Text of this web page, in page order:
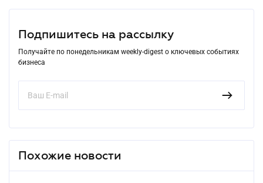
Подпишитесь на рассылку
Получайте по понедельникам weekly-digest о ключевых событиях
бизнеса
Похожие новости